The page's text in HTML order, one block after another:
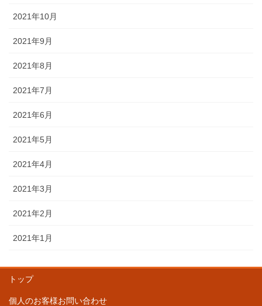
2021年10月
2021年9月
2021年8月
2021年7月
2021年6月
2021年5月
2021年4月
2021年3月
2021年2月
2021年1月
トップ
個人のお客様お問い合わせ